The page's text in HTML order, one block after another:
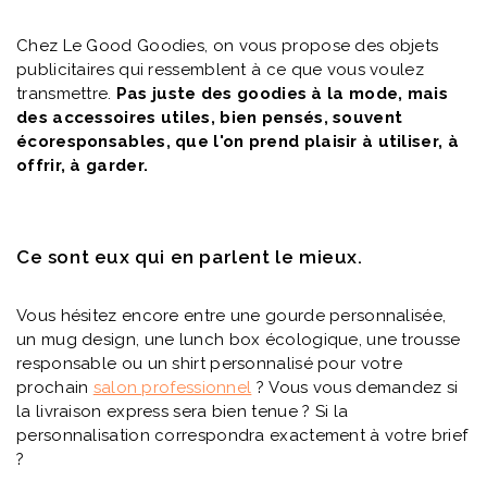
Chez Le Good Goodies, on vous propose des objets
publicitaires qui ressemblent à ce que vous voulez
transmettre. Pas juste des goodies à la mode, mais
des accessoires utiles, bien pensés, souvent
écoresponsables, que l'on prend plaisir à utiliser, à
offrir, à garder.
Ce sont eux qui en parlent le mieux.
Vous hésitez encore entre une gourde personnalisée,
un mug design, une lunch box écologique, une trousse
responsable ou un shirt personnalisé pour votre
prochain salon professionnel ? Vous vous demandez si
la livraison express sera bien tenue ? Si la
personnalisation correspondra exactement à votre brief
?